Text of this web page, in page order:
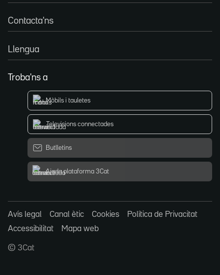
Contacta'ns
Llengua
Troba'ns a
Mòbils i tauletes
Televisions connectades
Butlletins
Ajuda plataforma 3Cat
Avís legal Canal ètic Cookies
Política de Privacitat
Accessibilitat
Mapa web
© 3Cat